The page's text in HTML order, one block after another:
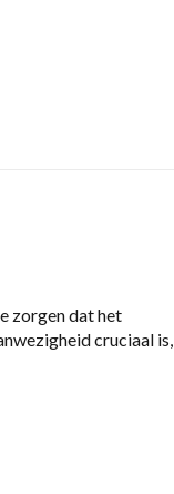
zorgen dat het
cruciaal is,